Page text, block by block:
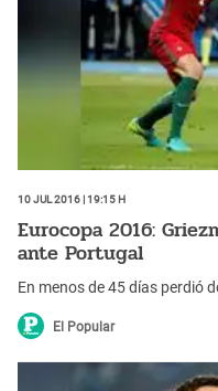
10 Jul 2016 | 19:15 h
Eurocopa 2016:
ante Portugal
En menos de 45 días perdió
El Popular